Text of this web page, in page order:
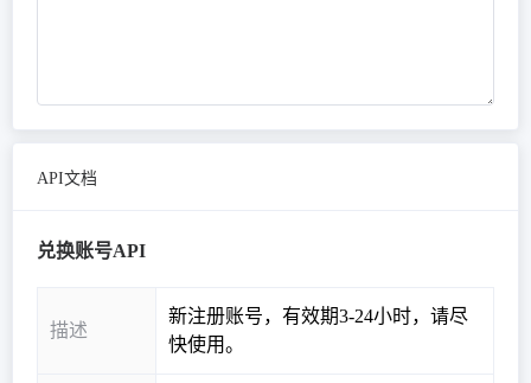
API文档
兑换账号API
描述
新注册账号，有效期3-24小时，请尽
快使用。